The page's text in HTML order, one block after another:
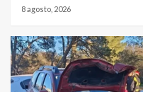
8 agosto, 2026